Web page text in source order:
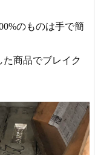
のものは手で簡
商品でブレイク